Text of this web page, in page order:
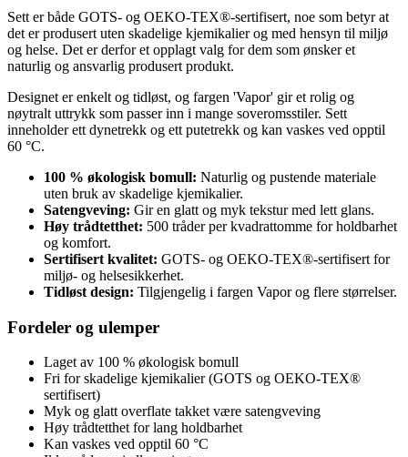
Sett er både GOTS- og OEKO-TEX®-sertifisert, noe som betyr at
det er produsert uten skadelige kjemikalier og med hensyn til miljø
og helse. Det er derfor et opplagt valg for dem som ønsker et
naturlig og ansvarlig produsert produkt.
Designet er enkelt og tidløst, og fargen 'Vapor' gir et rolig og
nøytralt uttrykk som passer inn i mange soveromsstiler. Sett
inneholder ett dynetrekk og ett putetrekk og kan vaskes ved opptil
60 °C.
100 % økologisk bomull: Naturlig og pustende materiale
uten bruk av skadelige kjemikalier.
Satengveving: Gir en glatt og myk tekstur med lett glans.
Høy trådtetthet: 500 tråder per kvadrattomme for holdbarhet
og komfort.
Sertifisert kvalitet: GOTS- og OEKO-TEX®-sertifisert for
miljø- og helsesikkerhet.
Tidløst design: Tilgjengelig i fargen Vapor og flere størrelser.
Fordeler og ulemper
Laget av 100 % økologisk bomull
Fri for skadelige kjemikalier (GOTS og OEKO-TEX®
sertifisert)
Myk og glatt overflate takket være satengveving
Høy trådtetthet for lang holdbarhet
Kan vaskes ved opptil 60 °C